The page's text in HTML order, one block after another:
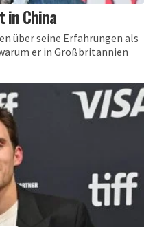
in China
über seine Erfahrungen als
er in Großbritannien